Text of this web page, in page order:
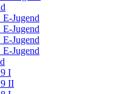
E-Jugend
E-Jugend
E-Jugend
E-Jugend
I
II